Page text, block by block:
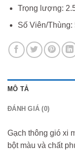
Trọng lượng:
Số Viên/Thùng:
MÔ TẢ
ĐÁNH GIÁ (0)
Gạch thông gió xi
bột màu và chất